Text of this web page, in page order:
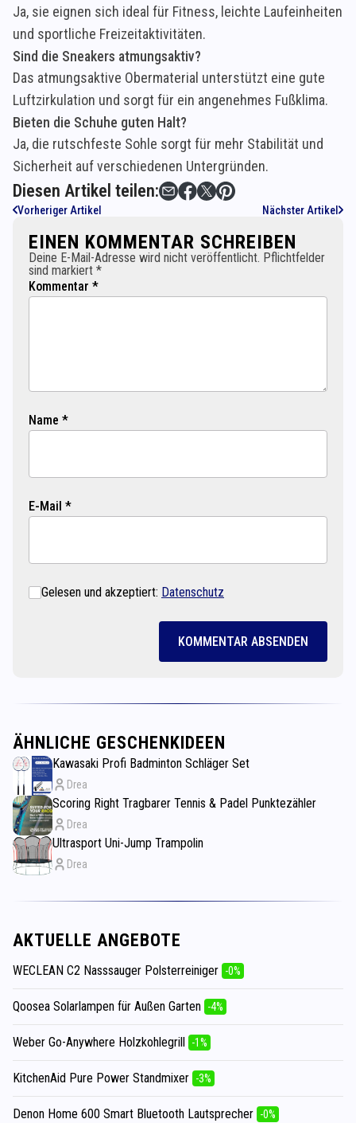
Ja, sie eignen sich ideal für Fitness, leichte Laufeinheiten
und sportliche Freizeitaktivitäten.
Sind die Sneakers atmungsaktiv?
Das atmungsaktive Obermaterial unterstützt eine gute
Luftzirkulation und sorgt für ein angenehmes Fußklima.
Bieten die Schuhe guten Halt?
Ja, die rutschfeste Sohle sorgt für mehr Stabilität und
Sicherheit auf verschiedenen Untergründen.
Diesen Artikel teilen:
Vorheriger Artikel Nächster Artikel
EINEN KOMMENTAR SCHREIBEN
Deine E-Mail-Adresse wird nicht veröffentlicht. Pflichtfelder
sind markiert *
Kommentar *
Name *
E-Mail *
Gelesen und akzeptiert: Datenschutz
KOMMENTAR ABSENDEN
ÄHNLICHE GESCHENKIDEEN
Kawasaki Profi Badminton Schläger Set
Drea
Scoring Right Tragbarer Tennis & Padel Punktezähler
Drea
Ultrasport Uni-Jump Trampolin
Drea
AKTUELLE ANGEBOTE
WECLEAN C2 Nasssauger Polsterreiniger -0%
Qoosea Solarlampen für Außen Garten -4%
Weber Go-Anywhere Holzkohlegrill -1%
KitchenAid Pure Power Standmixer -3%
Denon Home 600 Smart Bluetooth Lautsprecher -0%